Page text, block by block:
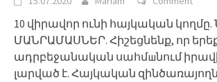
10 վիրավոր ունի հայկական կողմը.
ՄԱՆՐԱՄԱՍՆԵՐ. Հիշեցնենք, որ երեք
ադրբեջանական սահմшնում
լարված է. Հայկական